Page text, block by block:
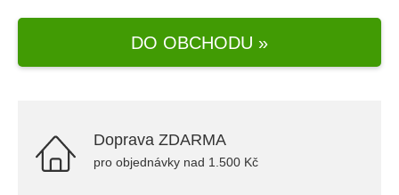
DO OBCHODU »
Doprava ZDARMA
pro objednávky nad 1.500 Kč